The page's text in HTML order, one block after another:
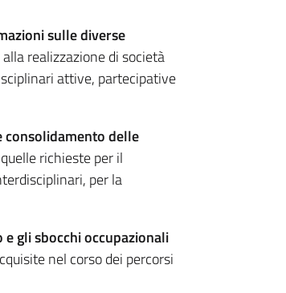
sulle diverse
realizzazione di società
attive, partecipative
delle
richieste per il
per la
gli sbocchi occupazionali
nel corso dei percorsi